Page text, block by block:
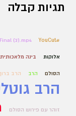
תגיות קבלה
#YouCut
(2).mp4
אלוקות בינה מלאכותית
הסולם הרב הרב
הרב
זוהר עם פירוש הסולם